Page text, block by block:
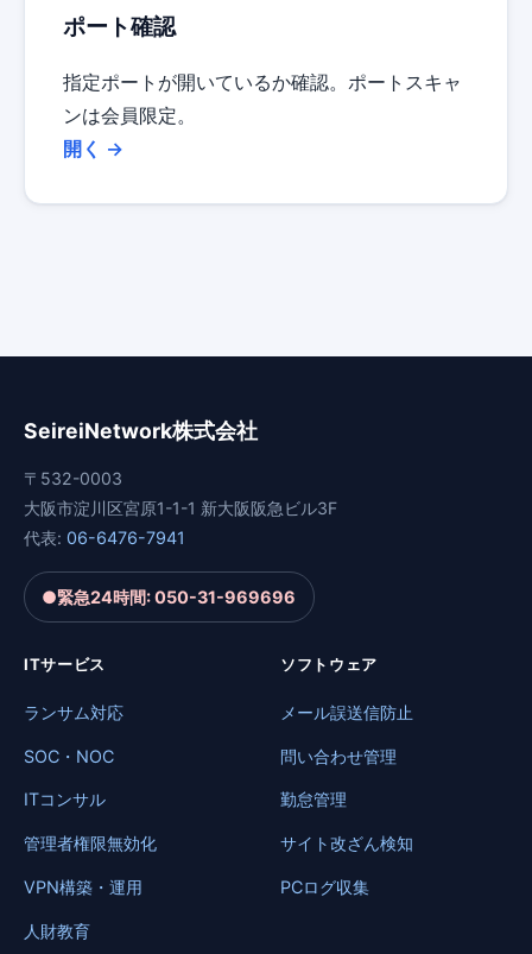
ポート確認
指定ポートが開いているか確認。ポートスキャ
ンは会員限定。
開く →
SeireiNetwork株式会社
〒532-0003
大阪市淀川区宮原1-1-1 新大阪阪急ビル3F
代表: 06-6476-7941
●緊急24時間: 050-31-969696
ITサービス
ランサム対応
SOC・NOC
ITコンサル
管理者権限無効化
VPN構築・運用
人財教育
ソフトウェア
メール誤送信防止
問い合わせ管理
勤怠管理
サイト改ざん検知
PCログ収集